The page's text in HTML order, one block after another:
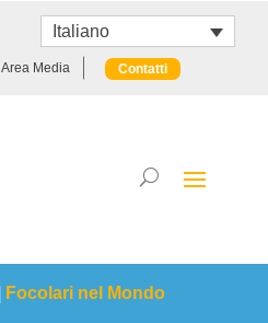
Italiano
Area Media Contatti
Focolari nel Mondo